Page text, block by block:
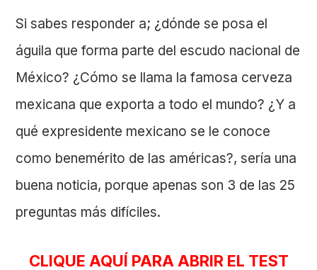
Si sabes responder a; ¿dónde se posa el
águila que forma parte del escudo nacional de
México? ¿Cómo se llama la famosa cerveza
mexicana que exporta a todo el mundo? ¿Y a
qué expresidente mexicano se le conoce
como benemérito de las américas?, sería una
buena noticia, porque apenas son 3 de las 25
preguntas más difíciles.
CLIQUE AQUÍ PARA ABRIR EL TEST